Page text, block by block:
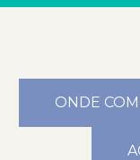
ONDE